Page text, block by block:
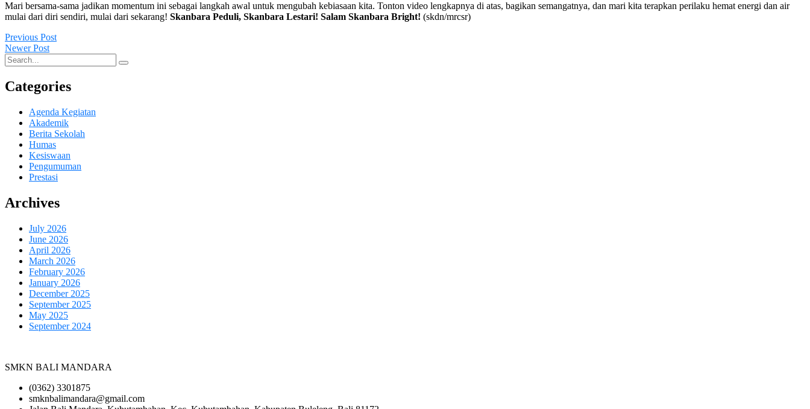
Mari bersama-sama jadikan momentum ini sebagai langkah awal untuk mengubah kebiasaan kita. Tonton video lengkapnya di atas, bagikan semangatnya, dan mari kita terapkan perilaku hemat energi dan air
mulai dari diri sendiri, mulai dari sekarang! Skanbara Peduli, Skanbara Lestari! Salam Skanbara Bright! (skdn/mrcsr)
Previous Post
Newer Post
Categories
Agenda Kegiatan
Akademik
Berita Sekolah
Humas
Kesiswaan
Pengumuman
Prestasi
Archives
July 2026
June 2026
April 2026
March 2026
February 2026
January 2026
December 2025
September 2025
May 2025
September 2024
SMKN BALI MANDARA
(0362) 3301875
smknbalimandara@gmail.com